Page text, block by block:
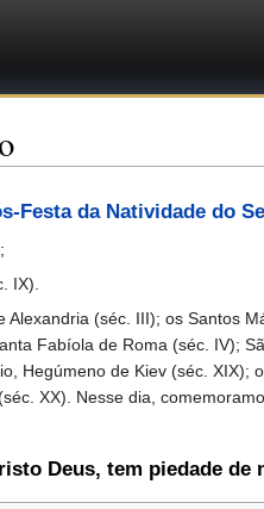
Festa da Natividade do
IX).
(séc. III); os Santos
Fabíola de Roma (séc. IV);
Hegúmeno de Kiev (séc. XIX);
XX). Nesse dia,
Deus, tem piedade de